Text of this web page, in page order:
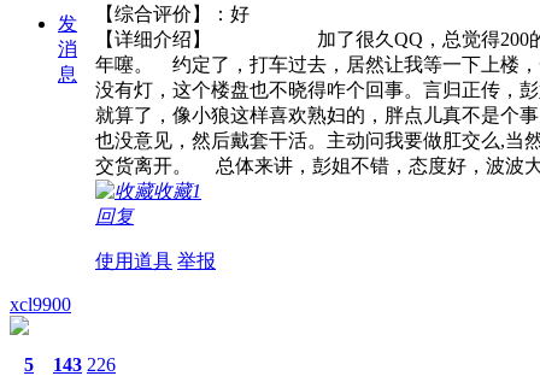
发
消
息
【综合评价】：好
【详细介绍】 加了很久QQ，总觉得200的三
年噻。 约定了，打车过去，居然让我等一下上楼
没有灯，这个楼盘也不晓得咋个回事。言归正传，
就算了，像小狼这样喜欢熟妇的，胖点儿真不是个
也没意见，然后戴套干活。主动问我要做肛交么,当
交货离开。 总体来讲，彭姐不错，态度好，波波
收藏1
回复
使用道具 举报
xcl9900
5 143 226